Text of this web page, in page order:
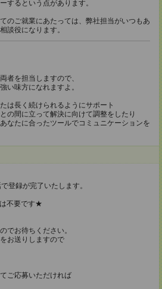
するという点があります。
のご就業にあたっては、弊社担当がいつもあ
談役になります。
者を担当しますので、
い味方になれますよ。
は長く続けられるようにサポート
の間に立って解決に向けて調整をしたり
なたに合ったツールでコミュニケーションを
登録が完了いたします。
不要です★
でお待ちください。
お送りしますので
ご応募いただければ